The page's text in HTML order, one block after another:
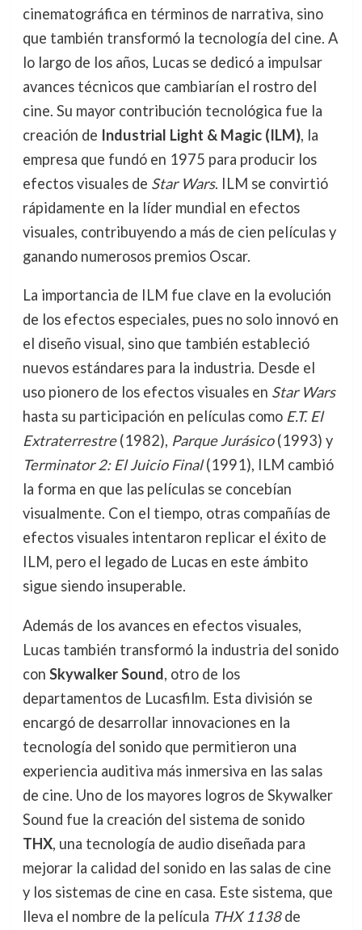
cinematográfica en términos de narrativa, sino
que también transformó la tecnología del cine. A
lo largo de los años, Lucas se dedicó a impulsar
avances técnicos que cambiarían el rostro del
cine. Su mayor contribución tecnológica fue la
creación de Industrial Light & Magic (ILM), la
empresa que fundó en 1975 para producir los
efectos visuales de Star Wars. ILM se convirtió
rápidamente en la líder mundial en efectos
visuales, contribuyendo a más de cien películas y
ganando numerosos premios Oscar.
La importancia de ILM fue clave en la evolución
de los efectos especiales, pues no solo innovó en
el diseño visual, sino que también estableció
nuevos estándares para la industria. Desde el
uso pionero de los efectos visuales en Star Wars
hasta su participación en películas como E.T. El
Extraterrestre(1982), Parque Jurásico(1993) y
Terminator 2: El Juicio Final(1991), ILM cambió
la forma en que las películas se concebían
visualmente. Con el tiempo, otras compañías de
efectos visuales intentaron replicar el éxito de
ILM, pero el legado de Lucas en este ámbito
sigue siendo insuperable.
Además de los avances en efectos visuales,
Lucas también transformó la industria del sonido
con Skywalker Sound, otro de los
departamentos de Lucasfilm. Esta división se
encargó de desarrollar innovaciones en la
tecnología del sonido que permitieron una
experiencia auditiva más inmersiva en las salas
de cine. Uno de los mayores logros de Skywalker
Sound fue la creación del sistema de sonido
THX, una tecnología de audio diseñada para
mejorar la calidad del sonido en las salas de cine
y los sistemas de cine en casa. Este sistema, que
lleva el nombre de la película THX 1138de